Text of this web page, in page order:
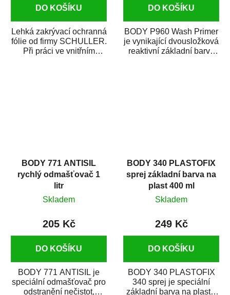
DO KOŠÍKU
Lehká zakrývací ochranná
fólie od firmy SCHULLER.
Při práci ve vnitřním
DO KOŠÍKU
BODY P960 Wash Primer
je vynikající dvousložková
reaktivní základní barva
BODY 771 ANTISIL
rychlý odmašťovač 1
litr
Skladem
205 Kč
DO KOŠÍKU
BODY 771 ANTISIL je
speciální odmašťovač pro
odstranění nečistot,
BODY 340 PLASTOFIX
sprej základní barva na
plast 400 ml
Skladem
249 Kč
DO KOŠÍKU
BODY 340 PLASTOFIX
340 sprej je speciální
základní barva na plasty,